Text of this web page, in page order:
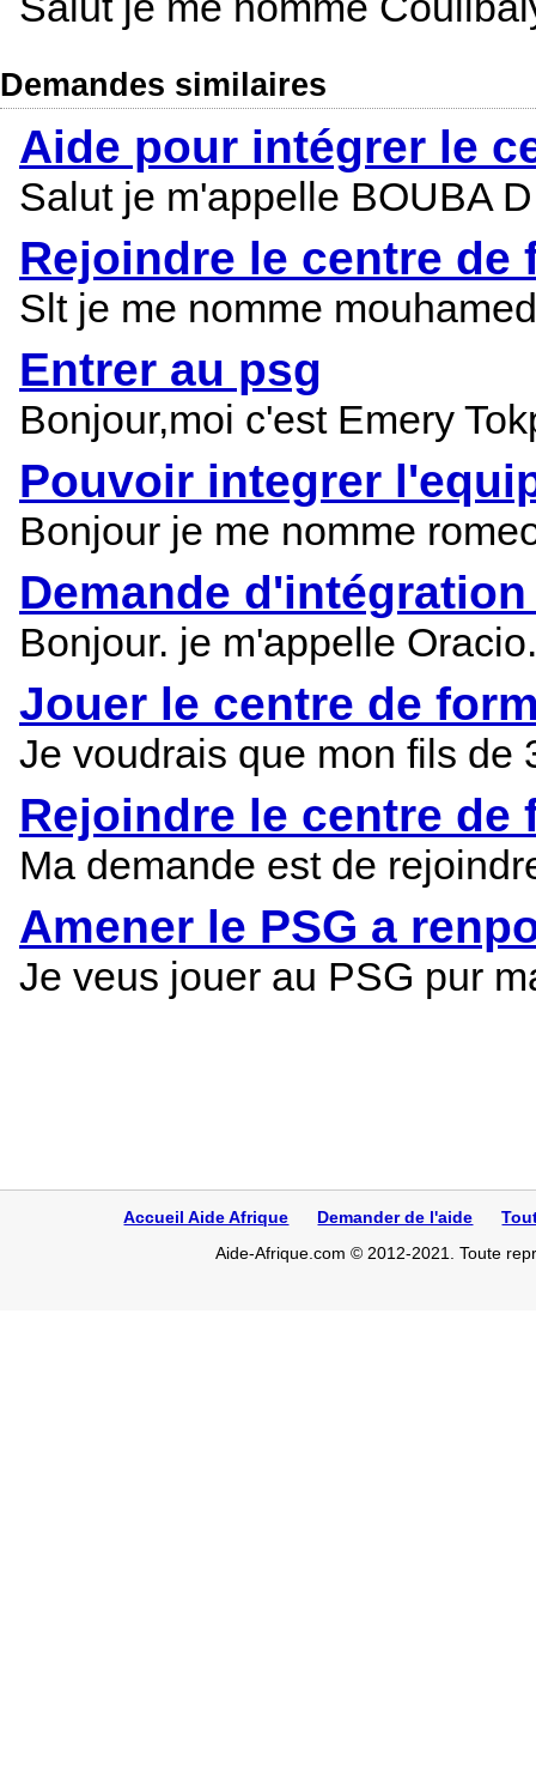
Demandes similaires
Aide pour intégrer le
Salut je m'appelle BOUBA
Rejoindre le centre de
Slt je me nomme
Entrer au psg
Bonjour,moi c'est Emery
Pouvoir integrer
Bonjour je me nomme
Demande
Bonjour. je m'appelle
Jouer le centre de
Je voudrais que mon fils de
Rejoindre le centre de
Ma demande est de
Amener le PSG a
Je veus jouer au PSG pur
Accueil Aide Afrique Demander de l'aide
Aide-Afrique.com © 2012-2021. Toute